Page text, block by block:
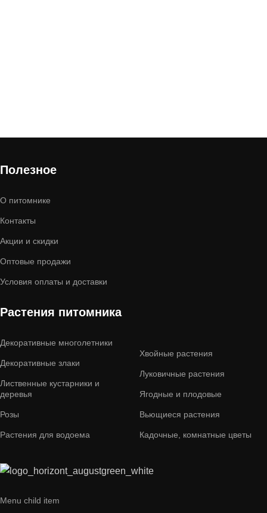
Полезное
О питомнике
Контакты
Акции и скидки
Оптовые продажи
Условия оплаты и доставки
Растения питомника
Декоративные многолетники
Декоративные злаки
Лиственные кустарники и
деревья
Розы
Растения для водоема
Хвойные растения
Луковичные растения
Ягодные и плодовые
Вьющиеся растения
Кадочные, комнатные цветы
Menu child item